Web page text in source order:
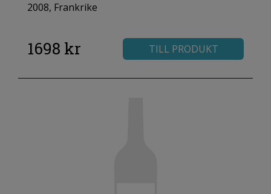
2008, Frankrike
1698 kr TILL PRODUKT